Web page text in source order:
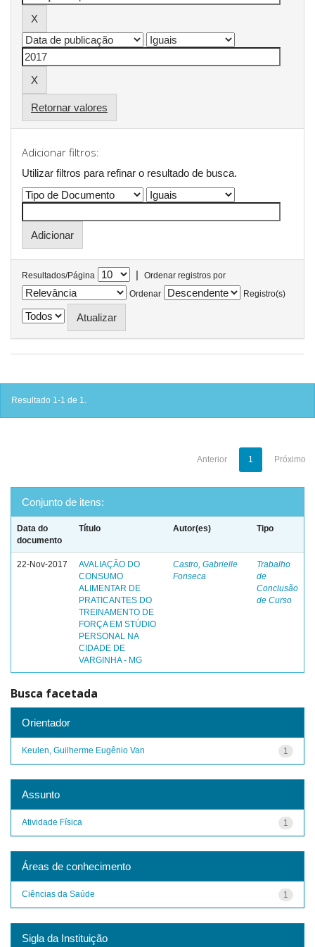
Retornar valores
Adicionar filtros:
Utilizar filtros para refinar o resultado de busca.
Resultados/Página |
Ordenar registros por
Ordenar
Registro(s)
Resultado 1-1 de 1.
Anterior 1 Próximo
Conjunto de itens:
Data do
documento
Título Autor(es) Tipo
22-Nov-2017
AVALIAÇÃO DO
CONSUMO
ALIMENTAR DE
PRATICANTES DO
TREINAMENTO DE
FORÇA EM STÚDIO
PERSONAL NA
CIDADE DE
VARGINHA - MG
Castro, Gabrielle
Fonseca
Trabalho
de
Conclusão
de Curso
Busca facetada
Orientador
1
Keulen, Guilherme Eugênio Van
Assunto
1
Atividade Física
Áreas de conhecimento
1
Ciências da Saúde
Sigla da Instituição